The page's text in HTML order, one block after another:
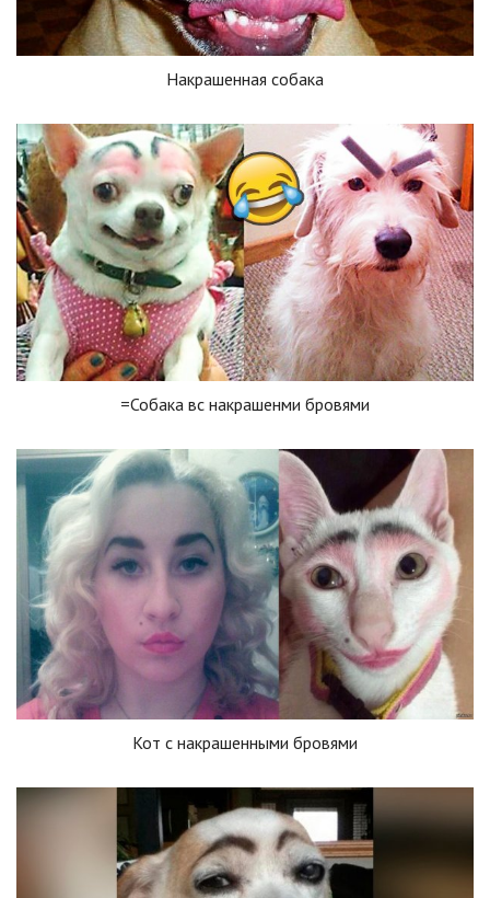
Накрашенная собака
=Собака вс накрашенми бровями
Кот с накрашенными бровями